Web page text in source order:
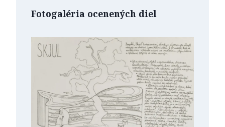
Fotogaléria ocenených diel